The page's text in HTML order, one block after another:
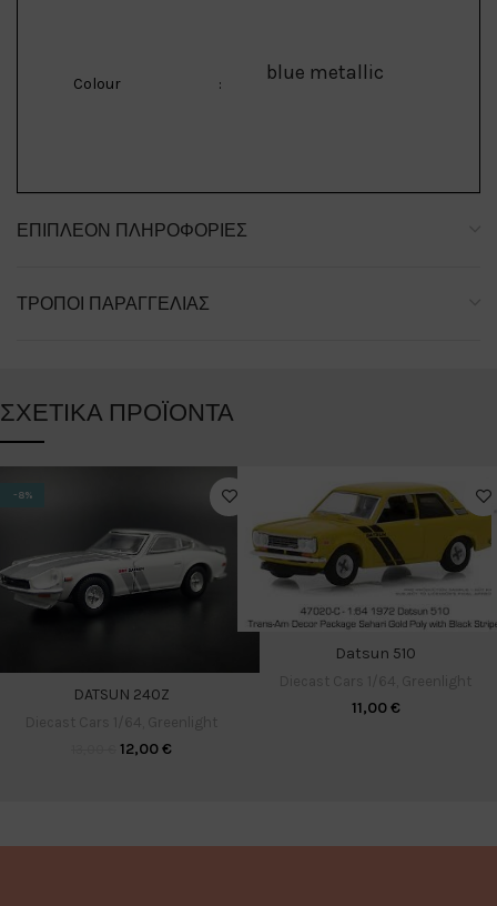
Colour : blue metallic
ΕΠΙΠΛΈΟΝ ΠΛΗΡΟΦΟΡΊΕΣ
ΤΡΌΠΟΙ ΠΑΡΑΓΓΕΛΊΑΣ
ΣΧΕΤΙΚΆ ΠΡΟΪΌΝΤΑ
-8%
DATSUN 240Z
12,00€
Datsun 510
11,00€